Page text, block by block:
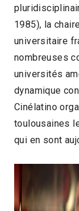
1985), la
universitaire
nombreuses
universités
dynamique
Cinélatino
toulousaines
qui en sont